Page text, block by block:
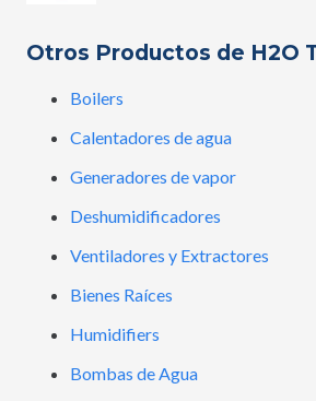
Otros Productos de H2O
Boilers
Calentadores de agua
Generadores de vapor
Deshumidificadores
Ventiladores y Extractores
Bienes Raíces
Humidifiers
Bombas de Agua